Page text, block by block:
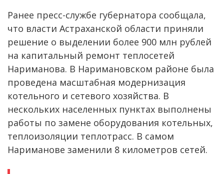
Ранее пресс-службе губернатора сообщала,
что власти Астраханской области приняли
решение о выделении более 900 млн рублей
на капитальный ремонт теплосетей
Нариманова. В Наримановском районе была
проведена масштабная модернизация
котельного и сетевого хозяйства. В
нескольких населенных пунктах выполнены
работы по замене оборудования котельных,
теплоизоляции теплотрасс. В самом
Нариманове заменили 8 километров сетей.